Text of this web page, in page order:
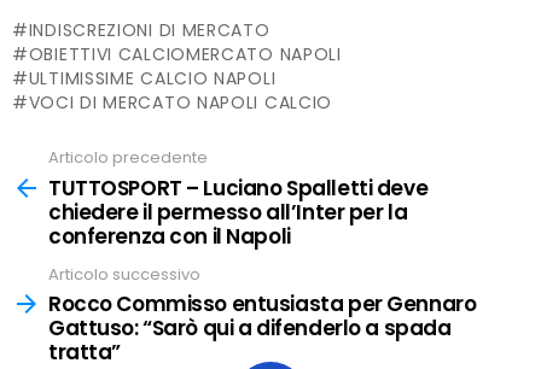
INDISCREZIONI DI MERCATO
OBIETTIVI CALCIOMERCATO NAPOLI
ULTIMISSIME CALCIO NAPOLI
VOCI DI MERCATO NAPOLI CALCIO
Leggi
tutto
Articolo precedente
TUTTOSPORT – Luciano Spalletti deve
chiedere il permesso all’Inter per la
conferenza con il Napoli
Articolo successivo
Rocco Commisso entusiasta per Gennaro
Gattuso: “Sarò qui a difenderlo a spada
tratta”